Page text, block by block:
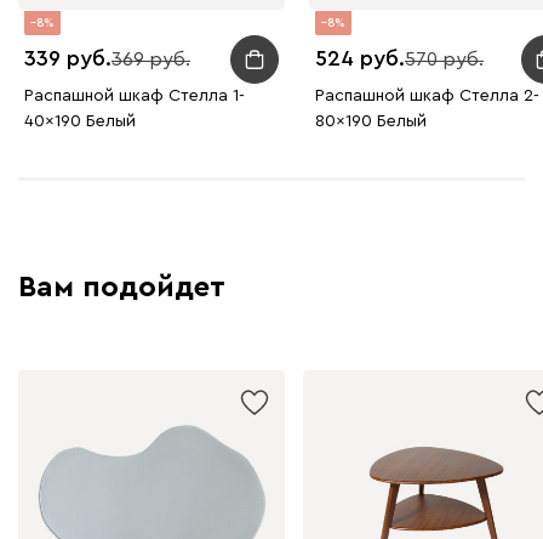
8
339 369
Распашной шкаф Стелла 1-
40x190 Белый
8
524 570
Распашной шкаф Стелла 2-
80x190 Белый
Вам подойдет